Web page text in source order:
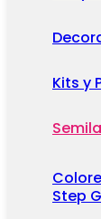
Kits y
Step